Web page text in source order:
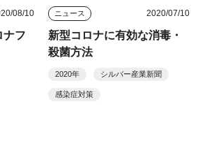
08/10
ナフ
ニュース 2020/07/10
新型コロナに有効な消毒・
殺菌方法
2020年 シルバー産業新聞
感染症対策